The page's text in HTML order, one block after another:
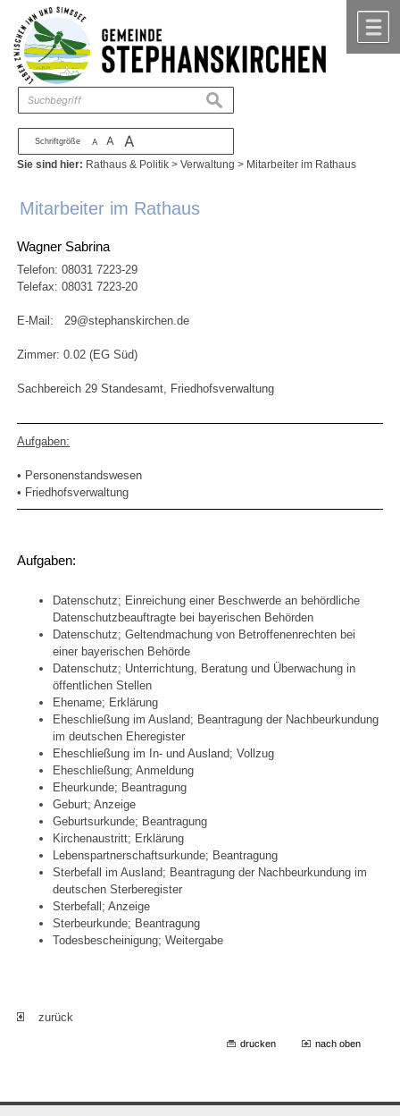
Zum Inhalt ,zur Navigation
Schriftgröße A A A
suchen
Sie sind hier: Rathaus & Politik >Verwaltung > Mitarbeiter im Rathaus
Mitarbeiter im Rathaus
Wagner Sabrina
Telefon:08031 7223-29
Telefax: 08031 7223-20
E-Mail:29@stephanskirchen.de
Zimmer: 0.02 (EG Süd)
Sachbereich 29 Standesamt, Friedhofsverwaltung
Aufgaben:
• Personenstandswesen
• Friedhofsverwaltung
Aufgaben:
Datenschutz; Einreichung einer Beschwerde an behördliche
Datenschutzbeauftragte bei bayerischen Behörden
Datenschutz; Geltendmachung von Betroffenenrechten bei
einer bayerischen Behörde
Datenschutz; Unterrichtung, Beratung und Überwachung in
öffentlichen Stellen
Ehename; Erklärung
Eheschließung im Ausland; Beantragung der Nachbeurkundung
im deutschen Eheregister
Eheschließung im In- und Ausland; Vollzug
Eheschließung; Anmeldung
Eheurkunde; Beantragung
Geburt; Anzeige
Geburtsurkunde; Beantragung
Kirchenaustritt; Erklärung
Lebenspartnerschaftsurkunde; Beantragung
Sterbefall im Ausland; Beantragung der Nachbeurkundung im
deutschen Sterberegister
Sterbefall; Anzeige
Sterbeurkunde; Beantragung
Todesbescheinigung; Weitergabe
zurück
drucken nach oben